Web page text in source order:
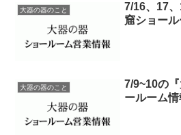
大器の器のこと
7/16、17
窟ショー
大器の器のこと
7/9~10の
ールーム情